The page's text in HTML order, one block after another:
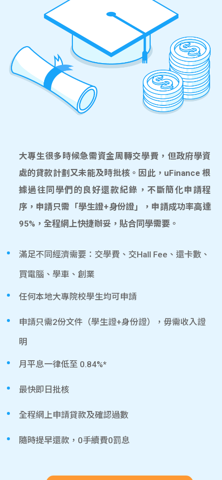
大專生很多時候急需資金周轉交學費，但政府學資
處的貸款計劃又未能及時批核。因此，uFinance 根
據過往同學們的良好還款紀錄，不斷簡化申請程
序，申請只需「學生證+身份證」，申請成功率高達
95%，全程網上快捷辦妥，貼合同學需要。
滿足不同經濟需要：交學費、交Hall Fee、還卡數、
買電腦、學車、創業
任何本地大專院校學生均可申請
申請只需2份文件（學生證+身份證），毋需收入證
明
月平息一律低至 0.84%*
最快即日批核
全程網上申請貸款及確認過數
隨時提早還款，0手續費0罰息